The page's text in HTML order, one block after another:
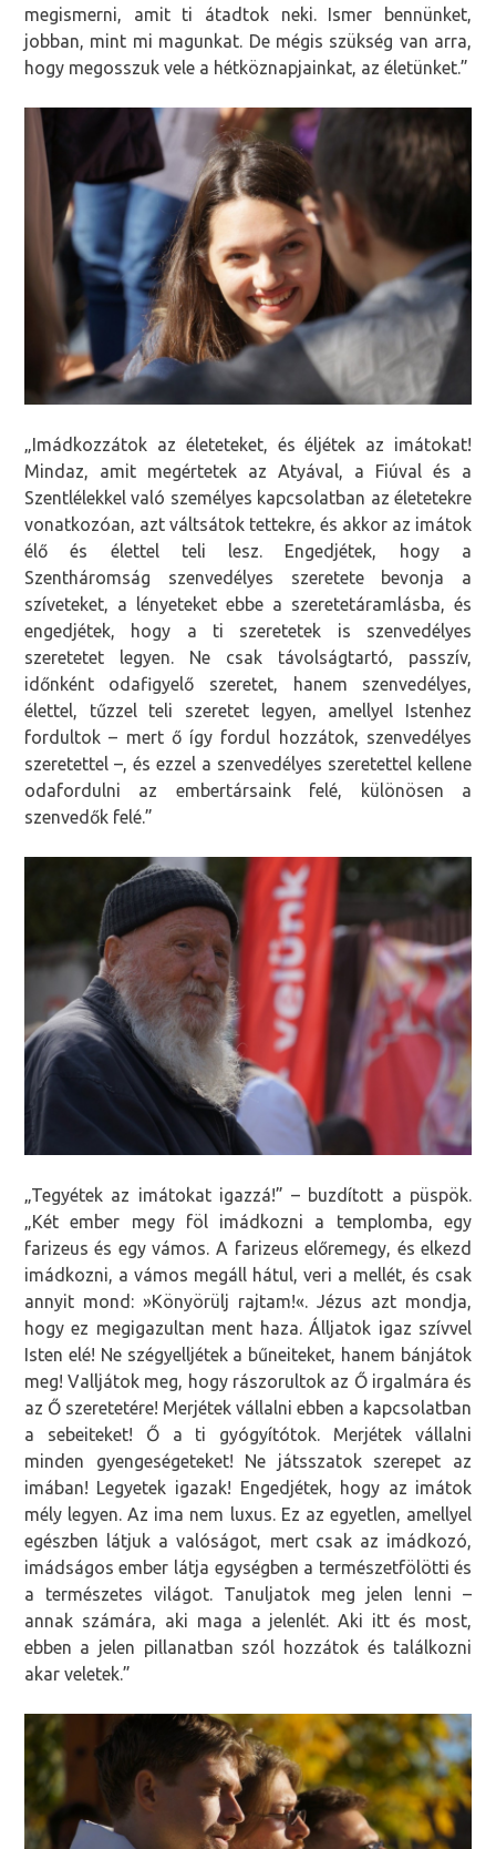
megismerni, amit ti átadtok neki. Ismer bennünket,
jobban, mint mi magunkat. De mégis szükség van arra,
hogy megosszuk vele a hétköznapjainkat, az életünket.”
„Imádkozzátok az életeteket, és éljétek az imátokat!
Mindaz, amit megértetek az Atyával, a Fiúval és a
Szentlélekkel való személyes kapcsolatban az életetekre
vonatkozóan, azt váltsátok tettekre, és akkor az imátok
élő és élettel teli lesz. Engedjétek, hogy a
Szentháromság szenvedélyes szeretete bevonja a
szíveteket, a lényeteket ebbe a szeretetáramlásba, és
engedjétek, hogy a ti szeretetek is szenvedélyes
szeretetet legyen. Ne csak távolságtartó, passzív,
időnként odafigyelő szeretet, hanem szenvedélyes,
élettel, tűzzel teli szeretet legyen, amellyel Istenhez
fordultok – mert ő így fordul hozzátok, szenvedélyes
szeretettel –, és ezzel a szenvedélyes szeretettel kellene
odafordulni az embertársaink felé, különösen a
szenvedők felé.”
„Tegyétek az imátokat igazzá!” – buzdított a püspök.
„Két ember megy föl imádkozni a templomba, egy
farizeus és egy vámos. A farizeus előremegy, és elkezd
imádkozni, a vámos megáll hátul, veri a mellét, és csak
annyit mond: »Könyörülj rajtam!«. Jézus azt mondja,
hogy ez megigazultan ment haza. Álljatok igaz szívvel
Isten elé! Ne szégyelljétek a bűneiteket, hanem bánjátok
meg! Valljátok meg, hogy rászorultok az Ő irgalmára és
az Ő szeretetére! Merjétek vállalni ebben a kapcsolatban
a sebeiteket! Ő a ti gyógyítótok. Merjétek vállalni
minden gyengeségeteket! Ne játsszatok szerepet az
imában! Legyetek igazak! Engedjétek, hogy az imátok
mély legyen. Az ima nem luxus. Ez az egyetlen, amellyel
egészben látjuk a valóságot, mert csak az imádkozó,
imádságos ember látja egységben a természetfölötti és
a természetes világot. Tanuljatok meg jelen lenni –
annak számára, aki maga a jelenlét. Aki itt és most,
ebben a jelen pillanatban szól hozzátok és találkozni
akar veletek.”